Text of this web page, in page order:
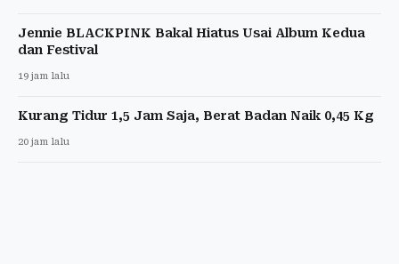
Jennie BLACKPINK Bakal Hiatus Usai Album Kedua
dan Festival
19 jam lalu
Kurang Tidur 1,5 Jam Saja, Berat Badan Naik 0,45 Kg
20 jam lalu